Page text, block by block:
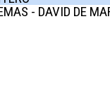
- DAVID DE